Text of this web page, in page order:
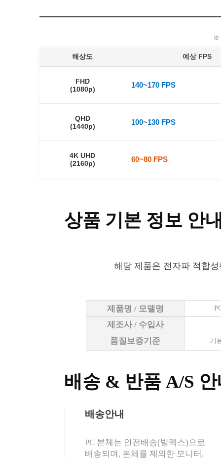
※
해상도 예상 FPS
FHD
(1080p)
140~170 FPS
QHD
(1440p)
100~130 FPS
4K UHD
(2160p)
60~80 FPS
배송 & 반품 A/S
PC 본체는 안전배송(발렉스)으로
배송되며, 본체를 제외한 모니터,
배송안내
상품 기본 정보 안
해당 제품은 전자파 적합
제품명 / 모델명
제조사 / 수입사
품질보증기준
기